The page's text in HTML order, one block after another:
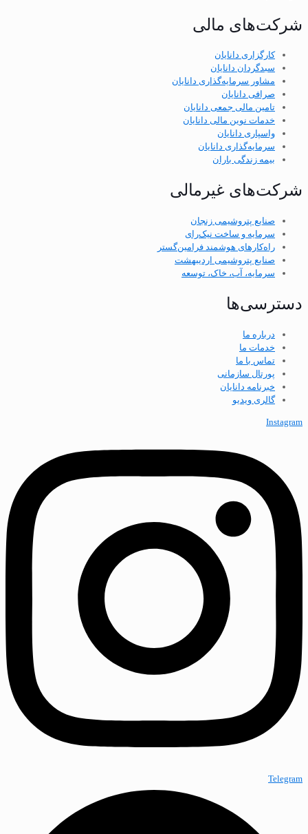
شرکت‌های مالی
کارگزاری دانایان
سبدگردان دانایان
مشاور سرمایه‌گذاری دانایان
صرافی دانایان
تامین مالی جمعی دانایان
خدمات نوین مالی دانایان
واسپاری دانایان
سرمایه‌گذاری دانایان
بیمه زندگی باران
شرکت‌های غیرمالی
صنایع پتروشیمی زنجان
سرمایه و ساخت نیک‌رای
راه‌کارهای هوشمند فرامین‌گستر
صنایع پتروشیمی اردیبهشت
سرمایه، آب، خاک، توسعه
دسترسی‌ها
درباره ما
خدمات ما
تماس با ما
پورتال سازمانی
خبرنامه دانایان
گالری ویدیو
Instagram
Telegram